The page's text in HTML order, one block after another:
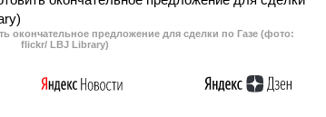
окончательное предложение для сделки по Газе (фото:
flickr/ LBJ Library)